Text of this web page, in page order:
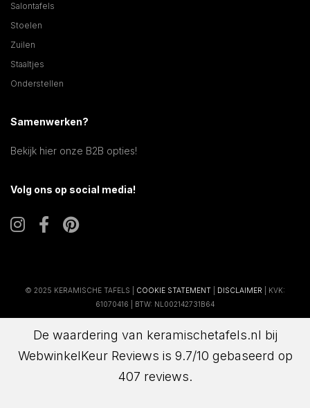
Salontafels
Stoelen
Zuilen
Staaltjes
Onderstellen
Samenwerken?
Bekijk hier onze B2B opties!
Volg ons op social media!
© 2025 KERAMISCHE TAFELS | COOKIE STATEMENT DISCLAIMER | KVK:
61070416 | BTW: NL002142731B64
De waardering van keramischetafels.nl bij
WebwinkelKeur Reviews is 9.7/10 gebaseerd op
407 reviews.